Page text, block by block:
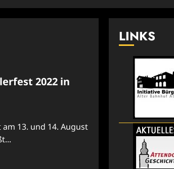
2022 in
13. und 14. August
LINKS